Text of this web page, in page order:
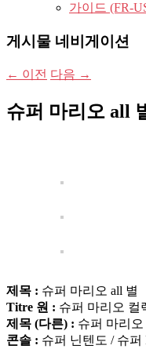
가이드 (FR-
게시물 네비게이션
← 이전 다음 →
슈퍼 마리오 all
제목 : 슈퍼 마리오 all 별
Titre 원 : 슈퍼 마리오 컬
제목 (다른) : 슈퍼 마리오
콘솔 : 슈퍼 닌텐도 / 슈퍼